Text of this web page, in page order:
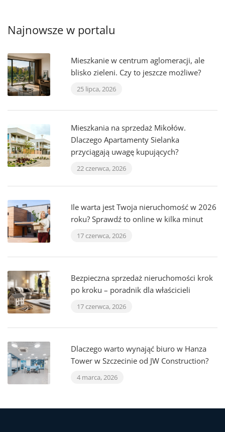
Najnowsze w portalu
Mieszkanie w centrum aglomeracji, ale
blisko zieleni. Czy to jeszcze możliwe?
25 lipca, 2026
Mieszkania na sprzedaż Mikołów.
Dlaczego Apartamenty Sielanka
przyciągają uwagę kupujących?
22 czerwca, 2026
Ile warta jest Twoja nieruchomość w 2026
roku? Sprawdź to online w kilka minut
17 czerwca, 2026
Bezpieczna sprzedaż nieruchomości krok
po kroku – poradnik dla właścicieli
17 czerwca, 2026
Dlaczego warto wynająć biuro w Hanza
Tower w Szczecinie od JW Construction?
4 marca, 2026